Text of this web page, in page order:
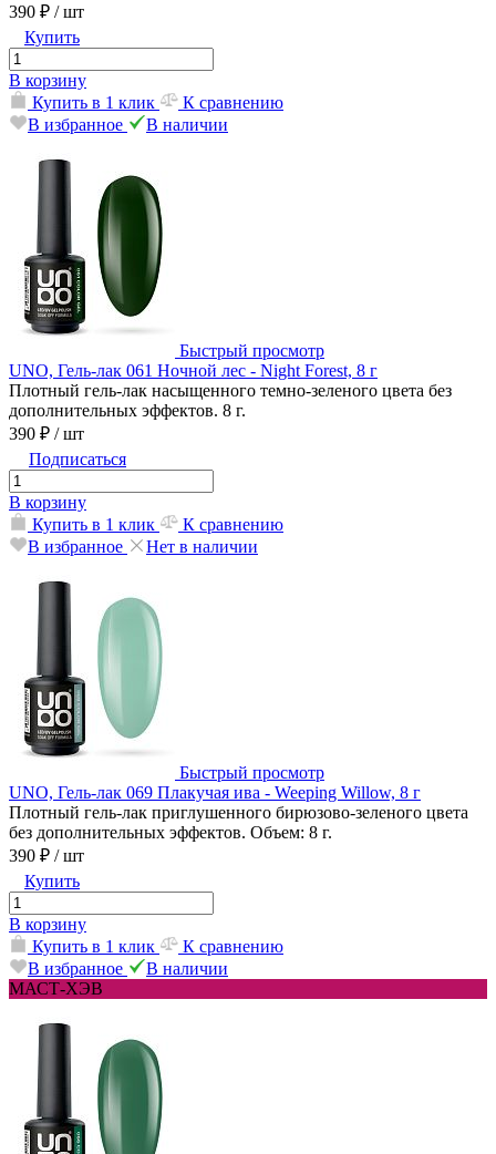
390 ₽ / шт
Купить
В корзину
Купить в 1 клик
К сравнению
В избранное
В наличии
Быстрый просмотр
UNO, Гель-лак 061 Ночной лес - Night Forest, 8 г
Плотный гель-лак насыщенного темно-зеленого цвета без
дополнительных эффектов. 8 г.
390 ₽ / шт
Подписаться
В корзину
Купить в 1 клик
К сравнению
В избранное
Нет в наличии
Быстрый просмотр
UNO, Гель-лак 069 Плакучая ива - Weeping Willow, 8 г
Плотный гель-лак приглушенного бирюзово-зеленого цвета
без дополнительных эффектов. Объем: 8 г.
390 ₽ / шт
Купить
В корзину
Купить в 1 клик
К сравнению
В избранное
В наличии
МАСТ-ХЭВ